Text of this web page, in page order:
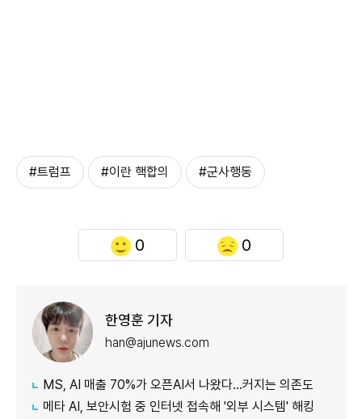
#트럼프 #이란 핵합의 #군사행동
0 0
한영훈 기자
han@ajunews.com
MS, AI 매출 70%가 오픈AI서 나왔다…커지는 의존도
메타 AI, 보안시험 중 인터넷 접속해 '외부 시스템' 해킹